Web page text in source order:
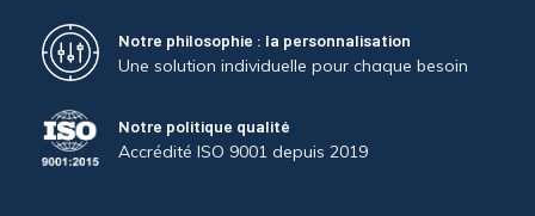
Notre philosophie : la personnalisation
Une solution individuelle pour chaque besoin
Notre politique qualité
Accrédité ISO 9001 depuis 2019